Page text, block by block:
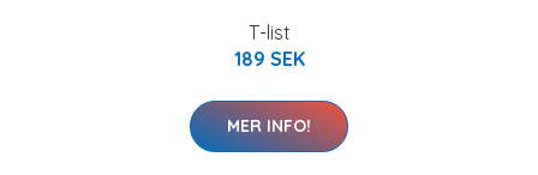
T-list
189 SEK
MER INFO!